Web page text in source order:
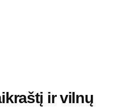
ir vilnų